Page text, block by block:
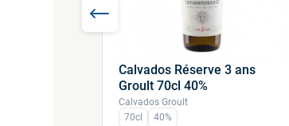
Calvados Réserve 3 ans
Groult 70cl 40%
Calvados Groult
70cl
40%